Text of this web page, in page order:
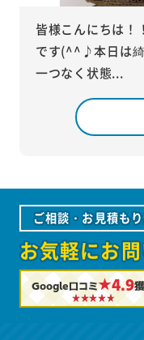
皆様こんにちは
です(^^♪本日は
一つなく状態...
ご相談・お見積も
お気軽にお
Google口コミ★4.9